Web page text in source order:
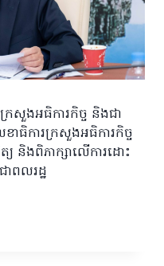
រសួងអធិការកិច្ច និងជា
ាធិការក្រសួងអធិការកិច្ច
និងពិភាក្សាលើការដោះ
ពលរដ្ឋ